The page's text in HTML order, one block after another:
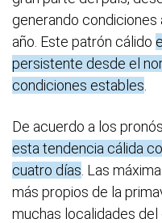
generando condiciones
año. Este patrón cálido
persistente desde el
condiciones estables
De acuerdo a los
esta tendencia cálida
cuatro días . Las
más propios de la
muchas localidades